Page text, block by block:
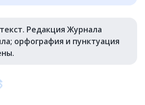
Редакция Журнала
орфография и пунктуация